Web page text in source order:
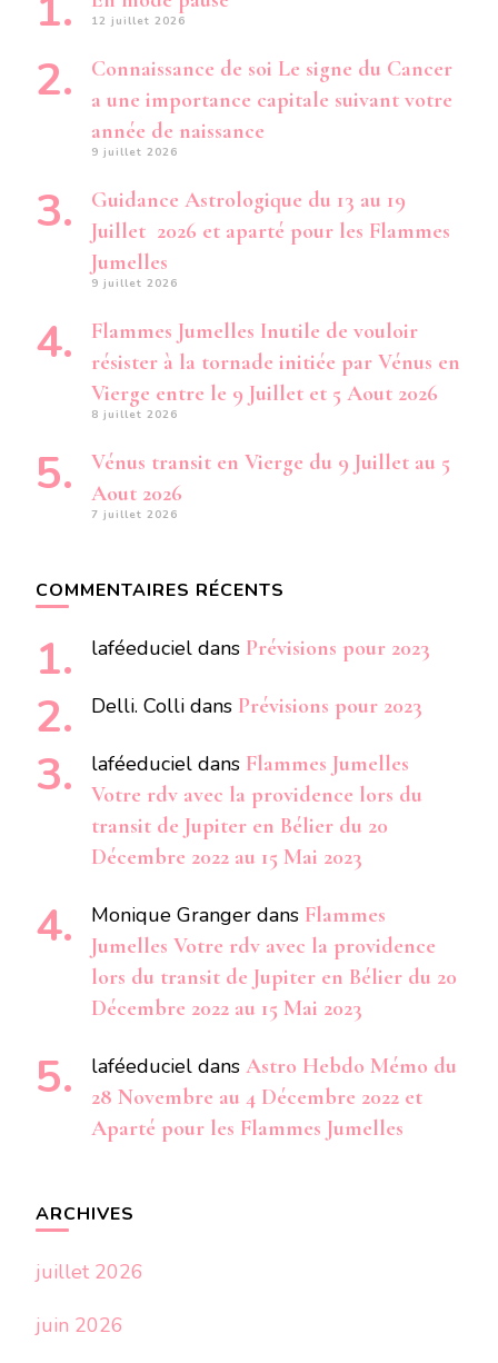
12 juillet 2026
Connaissance de soi Le signe du Cancer
a une importance capitale suivant votre
année de naissance
9 juillet 2026
Guidance Astrologique du 13 au 19
Juillet 2026 et aparté pour les Flammes
Jumelles
9 juillet 2026
Flammes Jumelles Inutile de vouloir
résister à la tornade initiée par Vénus en
Vierge entre le 9 Juillet et 5 Aout 2026
8 juillet 2026
Vénus transit en Vierge du 9 Juillet au 5
Aout 2026
7 juillet 2026
COMMENTAIRES RÉCENTS
laféeduciel dans Prévisions pour 2023
Delli. Colli dans Prévisions pour 2023
laféeduciel dans Flammes Jumelles
Votre rdv avec la providence lors du
transit de Jupiter en Bélier du 20
Décembre 2022 au 15 Mai 2023
Monique Granger dans Flammes
Jumelles Votre rdv avec la providence
lors du transit de Jupiter en Bélier du 20
Décembre 2022 au 15 Mai 2023
laféeduciel dans Astro Hebdo Mémo du
28 Novembre au 4 Décembre 2022 et
Aparté pour les Flammes Jumelles
ARCHIVES
juillet 2026
juin 2026